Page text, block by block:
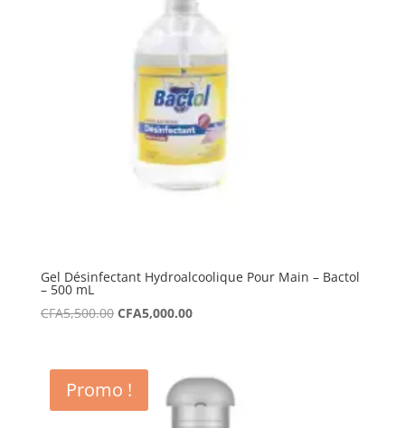
Gel Désinfectant Hydroalcoolique Pour Main – Bactol
– 500 mL
CFA5,500.00 Le
était :
CFA5,500.00.
CFA5,000.00Le
est :
CFA5,000.00.
Promo !